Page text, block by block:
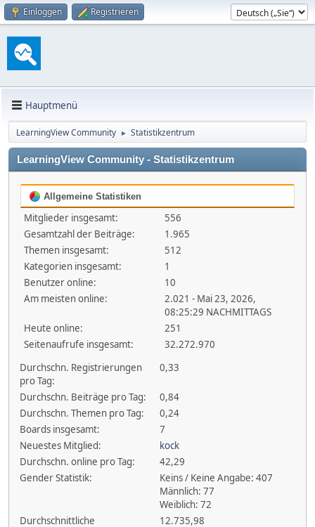
Einloggen Registrieren
Hauptmenü
LearningView Community ► Statistikzentrum
LearningView Community - Statistikzentrum
Allgemeine Statistiken
Mitglieder insgesamt:
556
Gesamtzahl der Beiträge:
1.965
Themen insgesamt:
512
Kategorien insgesamt:
1
Benutzer online:
10
Am meisten online:
2.021 - Mai 23, 2026,
08:25:29 NACHMITTAGS
Heute online:
251
Seitenaufrufe insgesamt:
32.272.970
Durchschn. Registrierungen
pro Tag:
0,33
Durchschn. Beiträge pro Tag:
0,84
Durchschn. Themen pro Tag:
0,24
Boards insgesamt:
7
Neuestes Mitglied:
kock
Durchschn. online pro Tag:
42,29
Gender Statistik:
Keins / Keine Angabe: 407
Männlich: 77
Weiblich: 72
Durchschnittliche
12.735,98